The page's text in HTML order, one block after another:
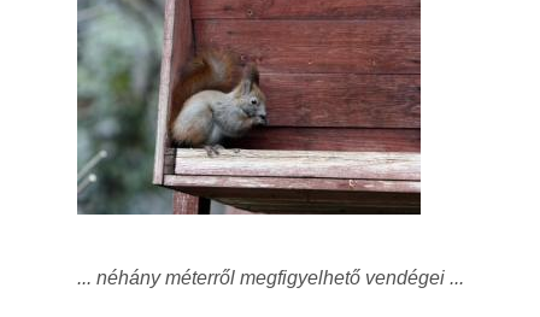
... néhány méterről megfigyelhető vendégei ...